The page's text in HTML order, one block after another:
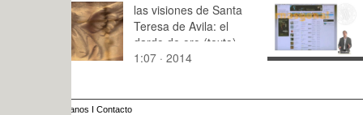
las visiones de Santa
Teresa de Avila: el
dardo de oro (texto)
1:07 · 2014
3:15 · 2008